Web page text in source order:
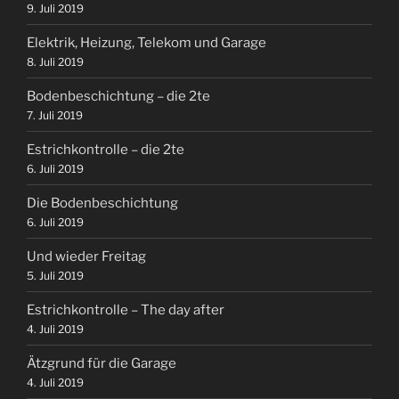
9. Juli 2019
Elektrik, Heizung, Telekom und Garage
8. Juli 2019
Bodenbeschichtung – die 2te
7. Juli 2019
Estrichkontrolle – die 2te
6. Juli 2019
Die Bodenbeschichtung
6. Juli 2019
Und wieder Freitag
5. Juli 2019
Estrichkontrolle – The day after
4. Juli 2019
Ätzgrund für die Garage
4. Juli 2019